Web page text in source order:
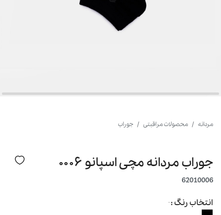
مردانه محصولات مراقبتی جوراب
جوراب مردانه مچی اسپانو ۰۰۰۶
62010006
انتخاب رنگ :-